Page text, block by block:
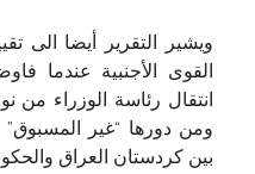
ويشير التقرير أيضا الى
القوى الأجنبية عندما
انتقال رئاسة الوزراء من
ومن دورها “غير
بين كردستان العراق